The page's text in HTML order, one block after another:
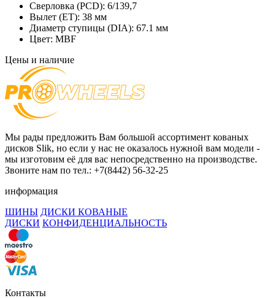
Сверловка (PCD): 6/139,7
Вылет (ET): 38 мм
Диаметр ступицы (DIA): 67.1 мм
Цвет: MBF
Цены и наличие
Мы рады предложить Вам большой ассортимент кованых
дисков Slik, но если у нас не оказалось нужной вам модели -
мы изготовим её для вас непосредственно на производстве.
Звоните нам по тел.: +7(8442) 56-32-25
информация
ШИНЫ ДИСКИ КОВАНЫЕ
ДИСКИ КОНФИДЕНЦИАЛЬНОСТЬ
Контакты